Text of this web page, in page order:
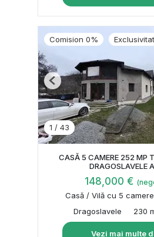
Comision 0%
1 / 43
Previous
CASĂ 5 CAMERE 252 MP
DRAGOSLAVELE
148,000 €
Casă / Vilă cu 5
Dragoslavele
230
Vezi mai multe